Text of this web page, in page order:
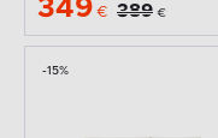
349 € 389 €
-15%